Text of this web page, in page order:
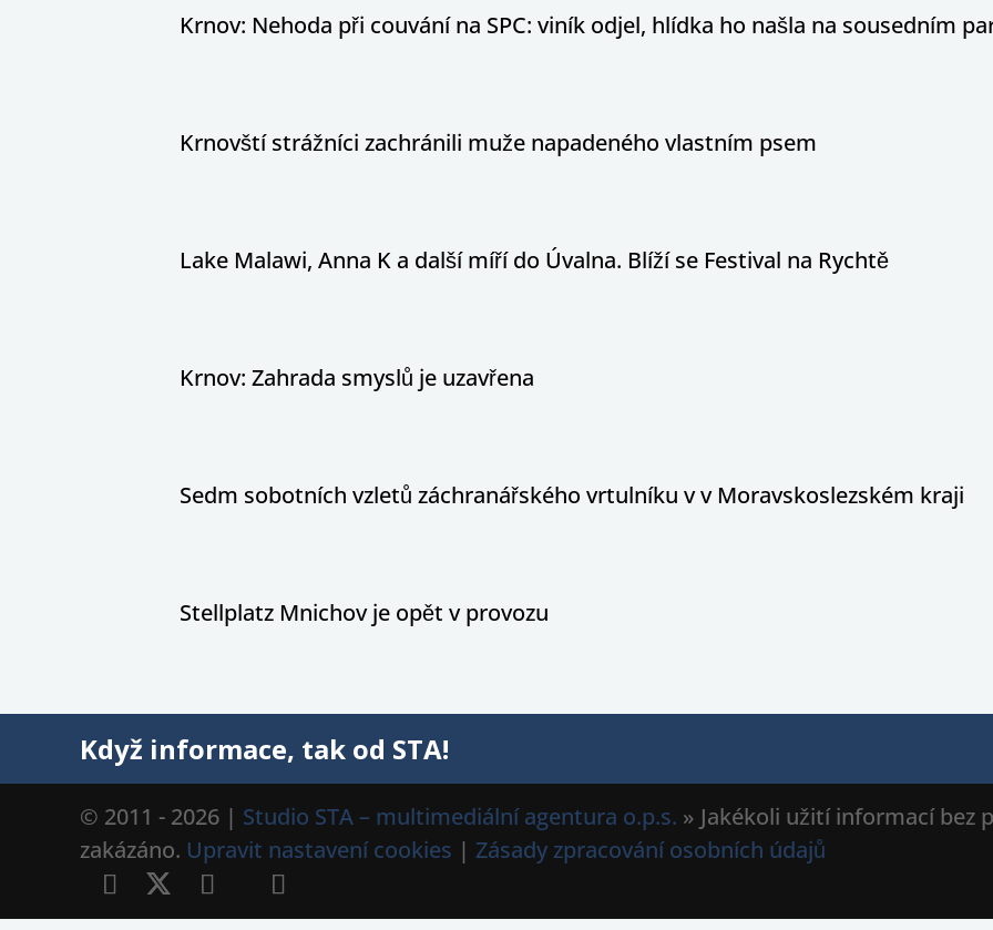
Krnov: Nehoda při couvání na SPC: viník odjel, hlídka ho našla na sousedním
Krnovští strážníci zachránili muže napadeného vlastním psem
Lake Malawi, Anna K a další míří do Úvalna. Blíží se Festival na Rychtě
Krnov: Zahrada smyslů je uzavřena
Sedm sobotních vzletů záchranářského vrtulníku v v Moravskoslezském kraji
Stellplatz Mnichov je opět v provozu
Když informace, tak od STA!
© 2011 - 2026 | Studio STA – multimediální agentura o.p.s. » Jakékoli užití informací bez
zakázáno. Upravit nastavení cookies | Zásady zpracování osobních údajů